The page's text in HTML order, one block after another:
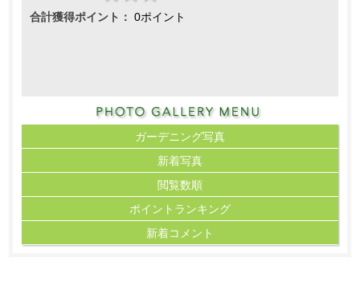
合計獲得ポイント： 0ポイント
ガーデニング写真
新着写真
閲覧数順
ポイント ランキング
新着コメント